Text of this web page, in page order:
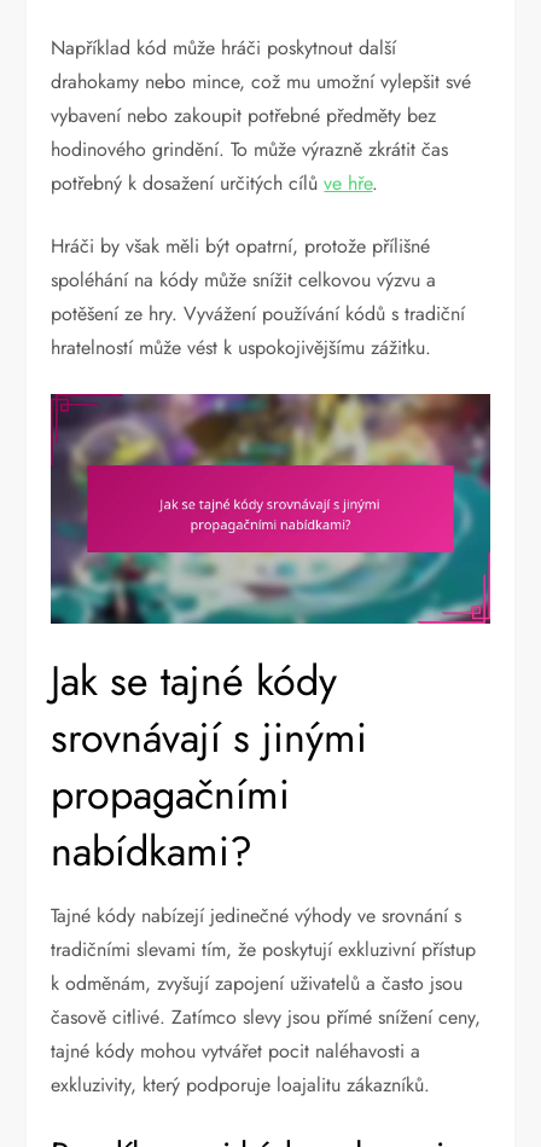
Například kód může hráči poskytnout další
drahokamy nebo mince, což mu umožní vylepšit své
vybavení nebo zakoupit potřebné předměty bez
hodinového grindění. To může výrazně zkrátit čas
potřebný k dosažení určitých cílůve hře.
Hráči by však měli být opatrní, protože přílišné
spoléhání na kódy může snížit celkovou výzvu a
potěšení ze hry. Vyvážení používání kódů s tradiční
hratelností může vést k uspokojivějšímu zážitku.
Jak se tajné kódy
srovnávají s jinými
propagačními
nabídkami?
Tajné kódy nabízejí jedinečné výhody ve srovnání s
tradičními slevami tím, že poskytují exkluzivní přístup
k odměnám, zvyšují zapojení uživatelů a často jsou
časově citlivé. Zatímco slevy jsou přímé snížení ceny,
tajné kódy mohou vytvářet pocit naléhavosti a
exkluzivity, který podporuje loajalitu zákazníků.